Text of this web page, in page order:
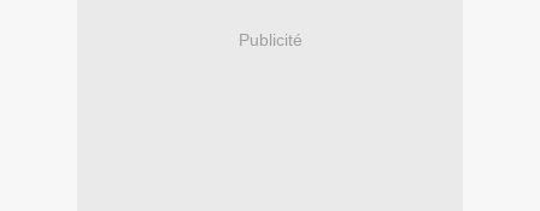
Publicité